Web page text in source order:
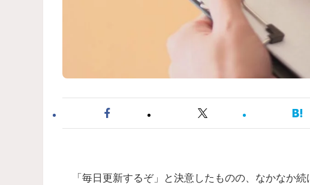
「毎日更新するぞ」と決意したものの、なかなか